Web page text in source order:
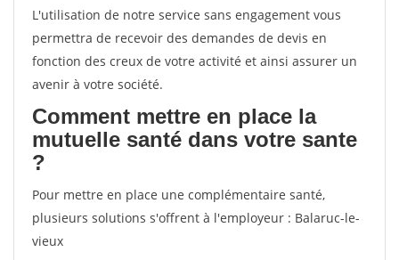
L'utilisation de notre service sans engagement vous
permettra de recevoir des demandes de devis en
fonction des creux de votre activité et ainsi assurer un
avenir à votre société.
Comment mettre en place la
mutuelle santé dans votre sante
?
Pour mettre en place une complémentaire santé,
plusieurs solutions s'offrent à l'employeur : Balaruc-le-
vieux